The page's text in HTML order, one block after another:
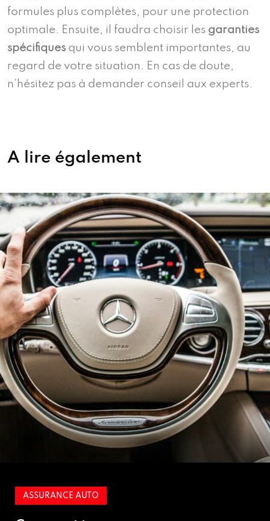
formules plus complètes, pour une protection
optimale. Ensuite, il faudra choisir les garanties
spécifiques qui vous semblent importantes, au
regard de votre situation. En cas de doute,
n’hésitez pas à demander conseil aux experts.
A lire également
ASSURANCE AUTO